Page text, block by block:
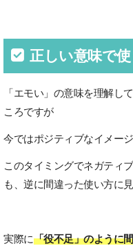
正しい意味で
「エモい」の意味を理解し
ころですが
今ではポジティブなイメー
このタイミングでネガティ
も、逆に間違った使い方に
実際に「役不足」のように